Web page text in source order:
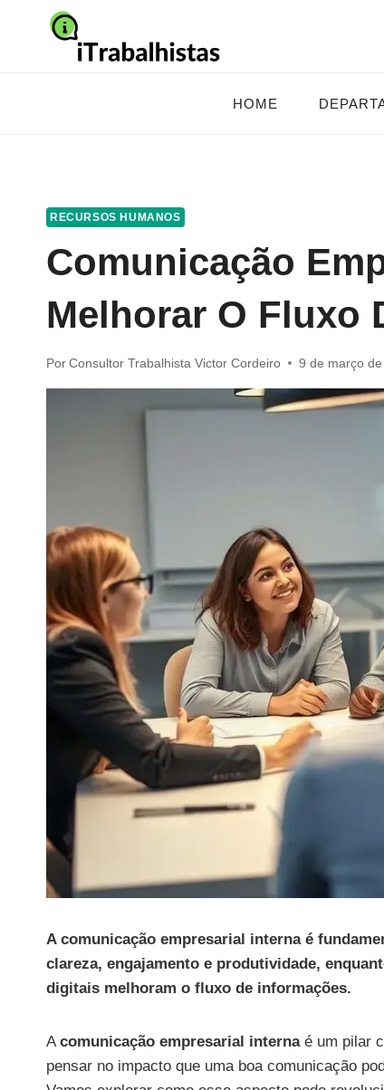
HOME
RECURSOS HUMANOS
Comunicação
Melhorar O Fluxo
Por Consultor Trabalhista Victor Cordeiro 9 de março
A comunicação empresarial interna é
clareza, engajamento e produtividade,
digitais melhoram o fluxo de informações.
A comunicação empresarial internaé um pilar
pensar no impacto que uma boa comunicação